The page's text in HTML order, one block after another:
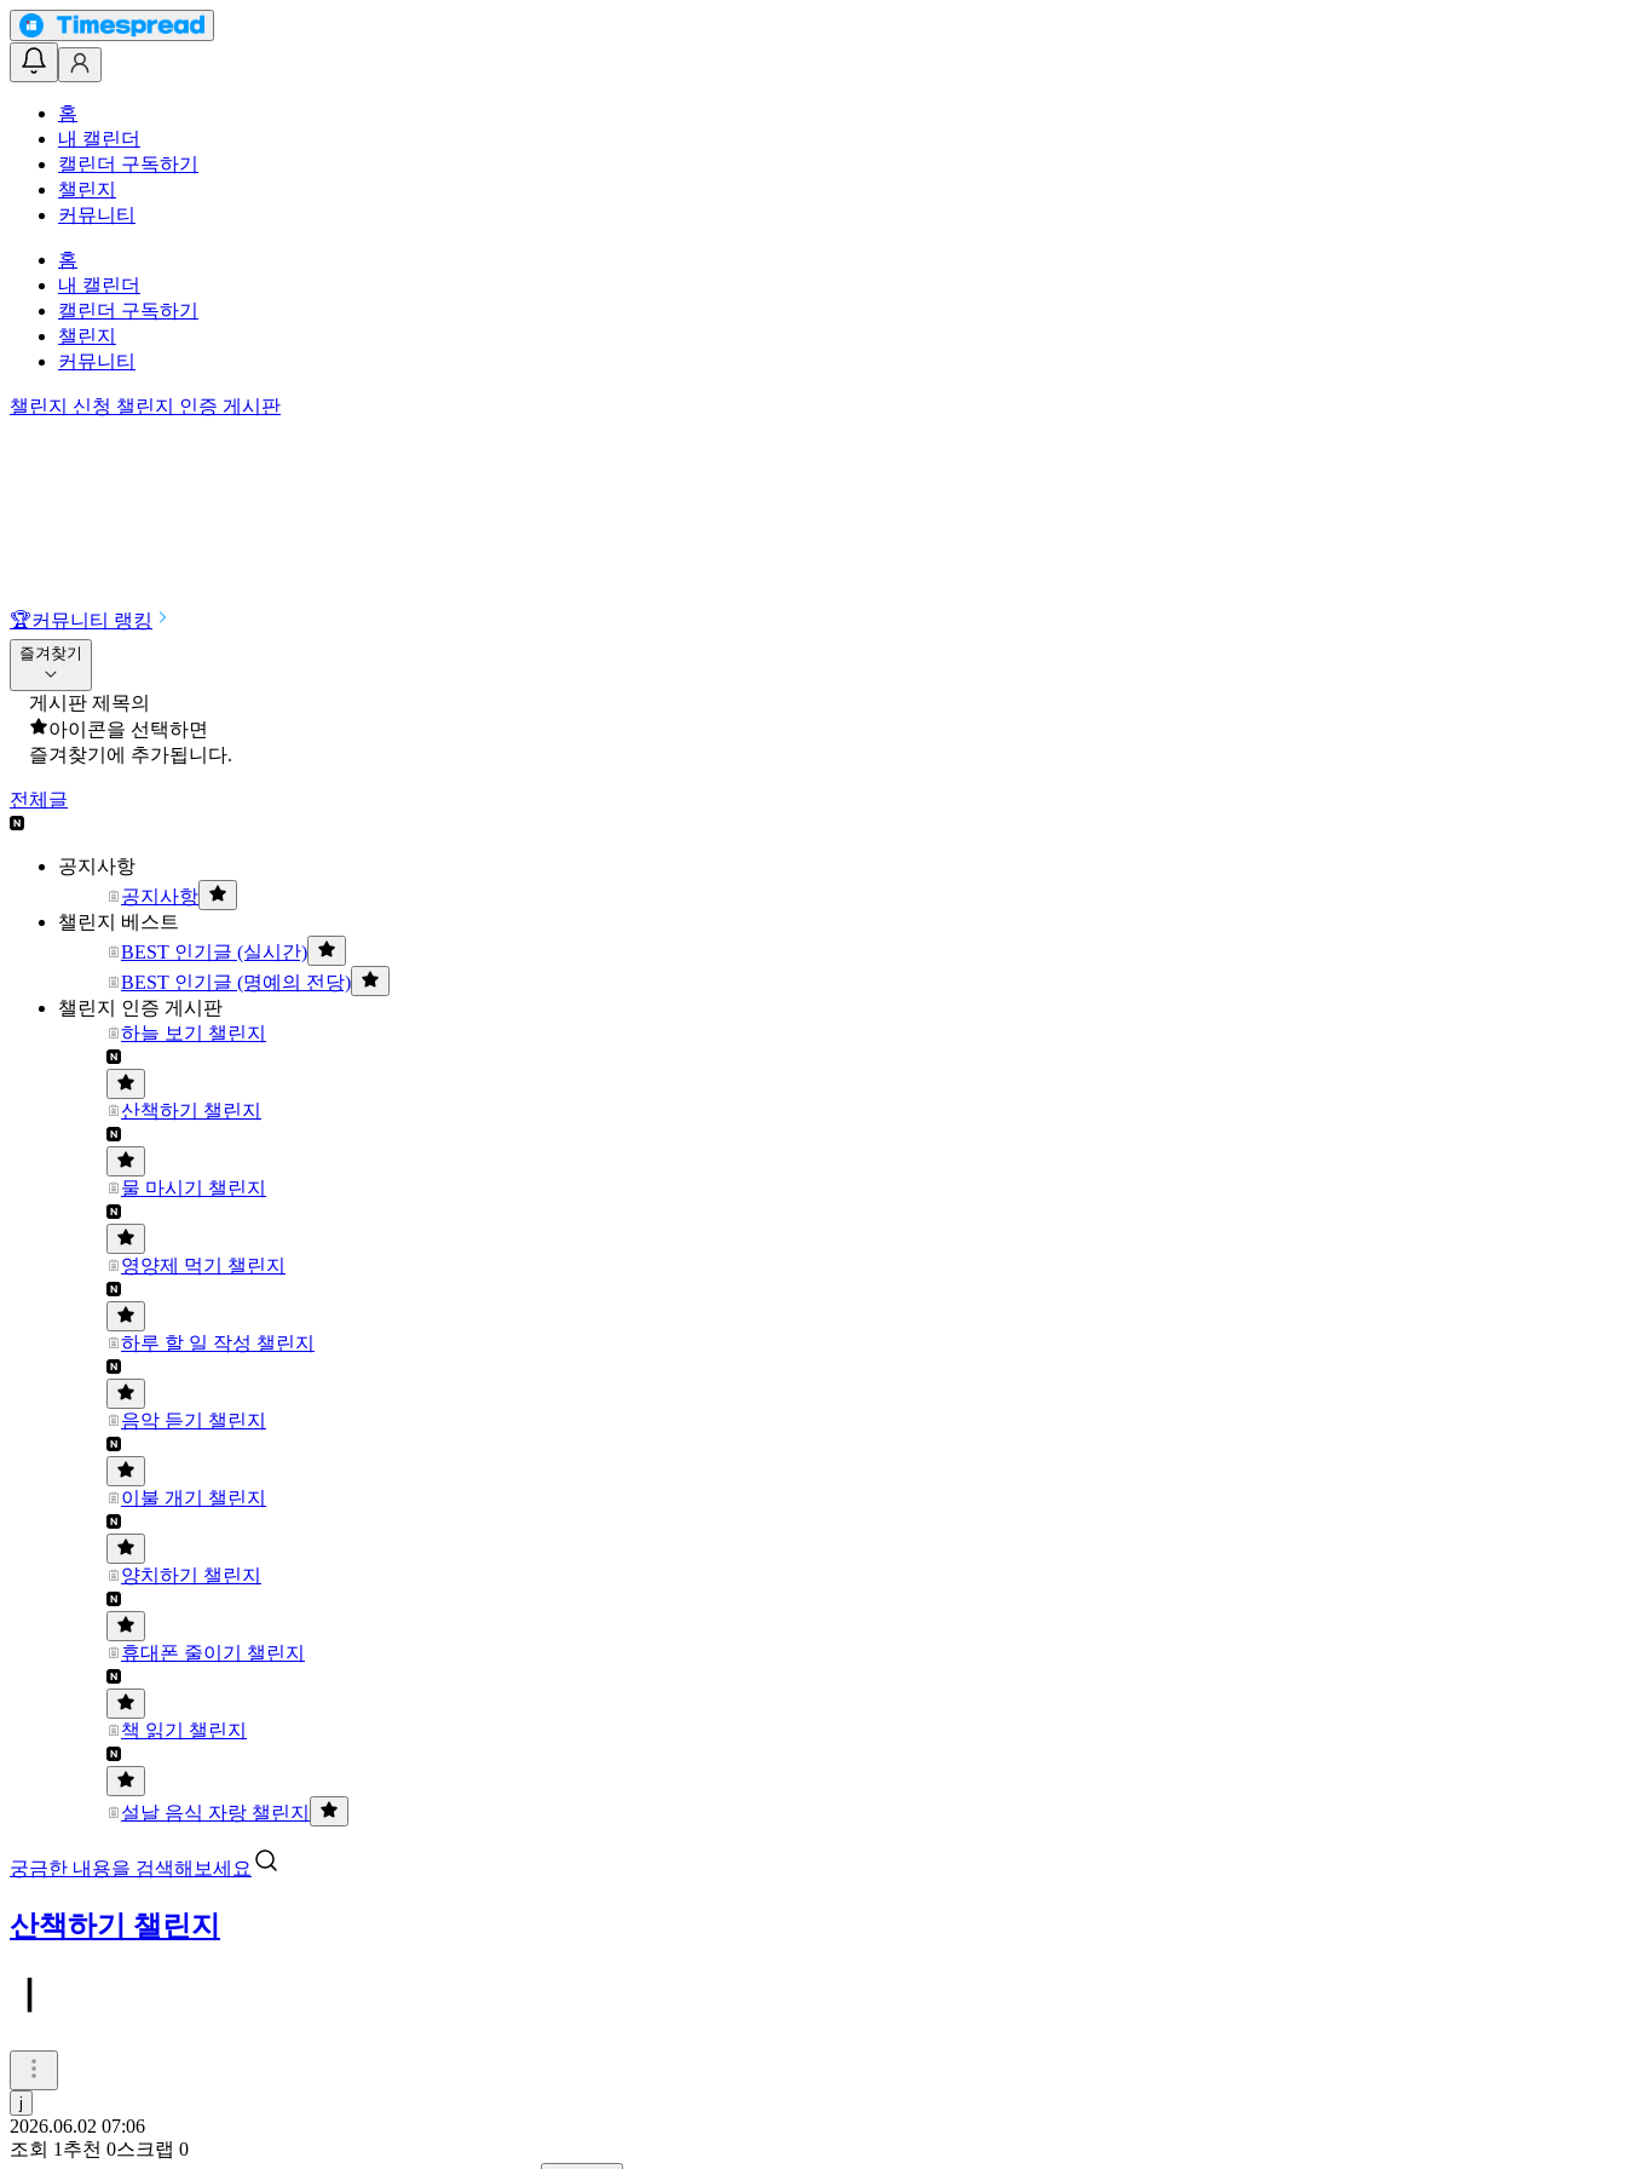
홈
내 캘린더
캘린더 구독하기
챌린지
커뮤니티
홈
내 캘린더
캘린더 구독하기
챌린지
커뮤니티
챌린지 신청 챌린지 인증 게시판
🏆커뮤니티 랭킹
즐겨찾기
게시판 제목의
아이콘을 선택하면
즐겨찾기에 추가됩니다.
전체글
공지사항
공지사항
챌린지 베스트
BEST 인기글 (실시간)
BEST 인기글 (명예의 전당)
챌린지 인증 게시판
하늘 보기 챌린지
산책하기 챌린지
물 마시기 챌린지
영양제 먹기 챌린지
하루 할 일 작성 챌린지
음악 듣기 챌린지
이불 개기 챌린지
양치하기 챌린지
휴대폰 줄이기 챌린지
책 읽기 챌린지
설날 음식 자랑 챌린지
궁금한 내용을 검색해보세요
산책하기 챌린지
j
2026.06.02 07:06
조회 1 추천 0스크랩 0